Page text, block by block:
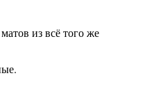
из всё того же